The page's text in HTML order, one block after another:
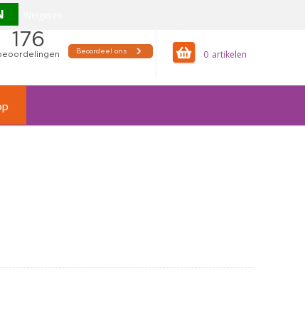
0